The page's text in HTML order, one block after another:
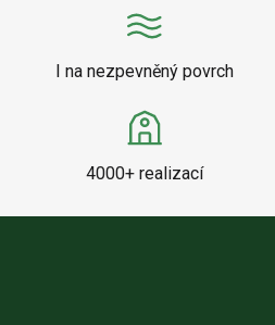
I na nezpevněný povrch
4000+ realizací